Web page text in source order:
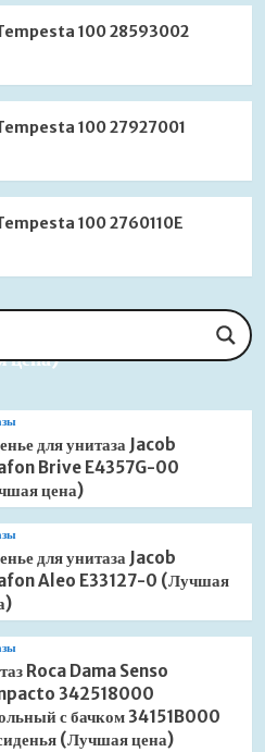
100 28593002
100 27927001
100 2760110E
Delafon Brive
цена)
для унитаза Jacob
Brive E4357G-00
цена)
для унитаза Jacob
Aleo E33127-0 (Лучшая
Roca Dama Senso
342518000
с бачком 34151B000
(Лучшая цена)